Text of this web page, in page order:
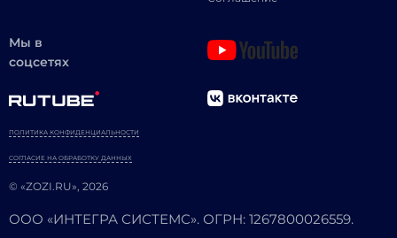
Мы в
соцсетях
© «ZOZI.RU», 2026
ПОЛИТИКА КОНФИДЕНЦИАЛЬНОСТИ
СОГЛАСИЕ НА ОБРАБОТКУ ДАННЫХ
ООО «ИНТЕГРА СИСТЕМС». ОГРН: 1267800026559.